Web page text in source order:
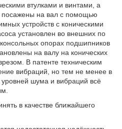
втулками и винтами, а
посажены на вал с помощью
устройств с коническими
установлен во внешних по
опорах подшипников
на валу на конических
В патенте техническим
вибраций, но тем не менее в
шума и вибраций всё
в качестве ближайшего